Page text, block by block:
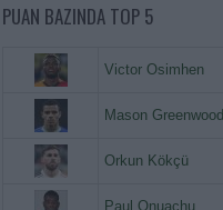
PUAN BAZINDA TOP 5
Victor Osimhen
Mason Greenwood
Orkun Kökçü
Paul Onuachu